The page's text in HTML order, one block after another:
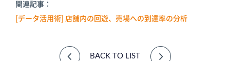
関連記事：
[データ活用術] 店舗内の回遊、売場への到達率の分析
BACK TO LIST